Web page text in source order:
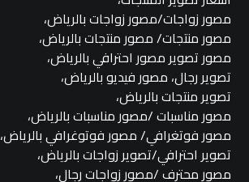
مصور زواجات/مصور زواجات بالرياض،
مصور منتجات/ مصور منتجات بالرياض،
مصور تصوير مصور احترافي بالرياض،
تصوير رجال، مصور فيديو بالرياض،
تصوير منتجات بالرياض،
مصور مناسبات /مصور مناسبات بالرياض،
مصور فوتغرافي/ مصور فوتوغرافي بالرياض،
تصوير احترافي/تصوير زواجات بالرياض،
مصور محترف /مصور زواجات رجال،